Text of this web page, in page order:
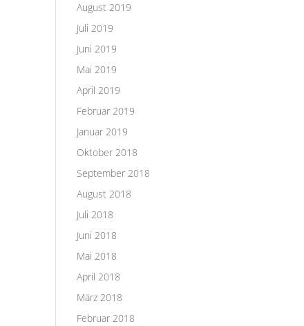
August 2019
Juli 2019
Juni 2019
Mai 2019
April 2019
Februar 2019
Januar 2019
Oktober 2018
September 2018
August 2018
Juli 2018
Juni 2018
Mai 2018
April 2018
März 2018
Februar 2018